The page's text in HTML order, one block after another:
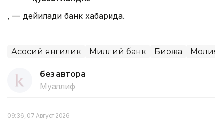
, — дейилади банк хабарида.
Асосий янгилик Миллий банк Биржа Молия
без автора
Муаллиф
09:36, 07 Август 2026